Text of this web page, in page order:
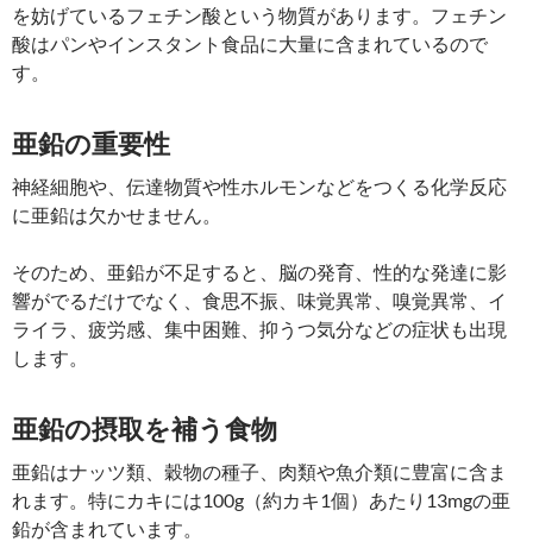
を妨げているフェチン酸という物質があります。フェチン
酸はパンやインスタント食品に大量に含まれているので
す。
亜鉛の重要性
神経細胞や、伝達物質や性ホルモンなどをつくる化学反応
に亜鉛は欠かせません。
そのため、亜鉛が不足すると、脳の発育、性的な発達に影
響がでるだけでなく、食思不振、味覚異常、嗅覚異常、イ
ライラ、疲労感、集中困難、抑うつ気分などの症状も出現
します。
亜鉛の摂取を補う食物
亜鉛はナッツ類、穀物の種子、肉類や魚介類に豊富に含ま
れます。特にカキには100g（約カキ1個）あたり13mgの亜
鉛が含まれています。